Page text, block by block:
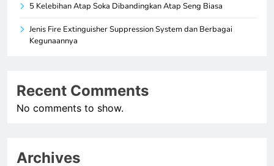
5 Kelebihan Atap Soka Dibandingkan Atap Seng Biasa
Jenis Fire Extinguisher Suppression System dan Berbagai
Kegunaannya
Recent Comments
No comments to show.
Archives